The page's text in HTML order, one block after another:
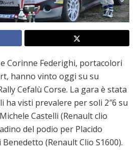
Corinne Federighi, portacolori
hanno vinto oggi su su
Cefalù Corse. La gara è stata
ha visti prevalere per soli 2″6 su
Castelli (Renault clio
del podio per Placido
(Renault Clio S1600).